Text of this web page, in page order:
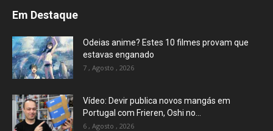
Em Destaque
Odeias anime? Estes 10 filmes provam que
estavas enganado
7 , Agosto , 2026
Vídeo: Devir publica novos mangás em
Portugal com Frieren, Oshi no...
6 , Agosto , 2026